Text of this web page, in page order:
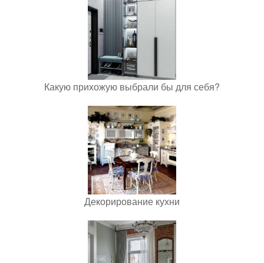
Какую прихожую выбрали бы для себя?
Декорирование кухни